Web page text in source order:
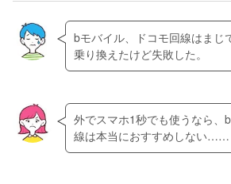
bモバイル、ドコモ回線はま
乗り換えたけど失敗した。
外でスマホ1秒でも使うなら、
線は本当におすすめしない……